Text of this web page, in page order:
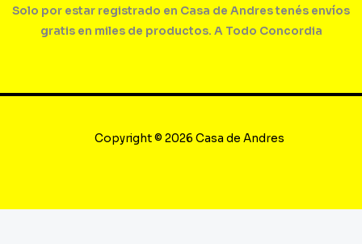
Solo por estar registrado en Casa de Andres tenés envíos
gratis en miles de productos. A Todo Concordia
Copyright © 2026 Casa de Andres